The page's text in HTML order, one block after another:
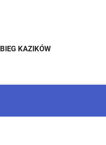
BIEG KAZIKÓW